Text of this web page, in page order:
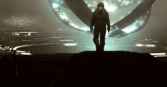
请登录后查看
剩余7张图片
0积分